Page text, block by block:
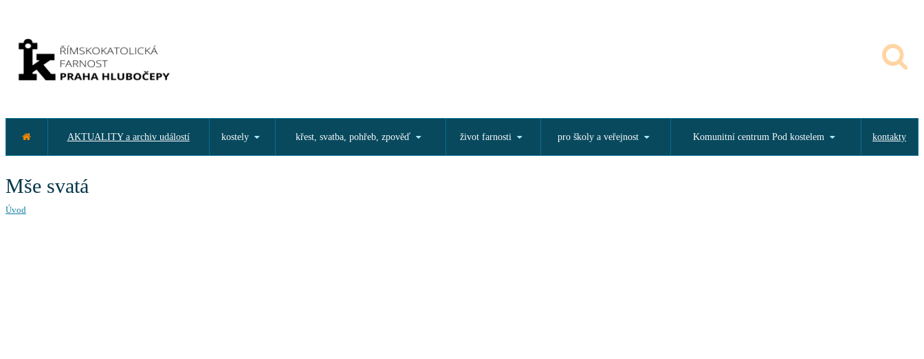
AKTUALITY a archiv událostí kostely křest, svatba, pohřeb, zpověď život farnosti pro školy a veřejnost Komunitní centrum Pod kostelem kontakty
Mše svatá
Úvod